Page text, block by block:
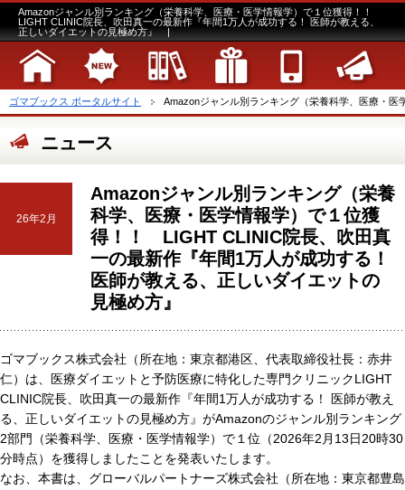
Amazonジャンル別ランキング（栄養科学、医療・医学情報学）で１位獲得！！
LIGHT CLINIC院長、吹田真一の最新作『年間1万人が成功する！ 医師が教える、
正しいダイエットの見極め方』 |
ゴマブックス ポータルサイト Amazonジャンル別ランキング（栄養科学、医療・
ニュース
26年2月
Amazonジャンル別ランキング（栄養
科学、医療・医学情報学）で１位獲
得！！ LIGHT CLINIC院長、吹田真
一の最新作『年間1万人が成功する！
医師が教える、正しいダイエットの
見極め方』
ゴマブックス株式会社（所在地：東京都港区、代表取締役社長：赤井
仁）は、医療ダイエットと予防医療に特化した専門クリニックLIGHT
CLINIC院長、吹田真一の最新作『年間1万人が成功する！ 医師が教え
る、正しいダイエットの見極め方』がAmazonのジャンル別ランキング
2部門（栄養科学、医療・医学情報学）で１位（2026年2月13日20時30
分時点）を獲得しましたことを発表いたします。
なお、本書は、グローバルパートナーズ株式会社（所在地：東京都豊島